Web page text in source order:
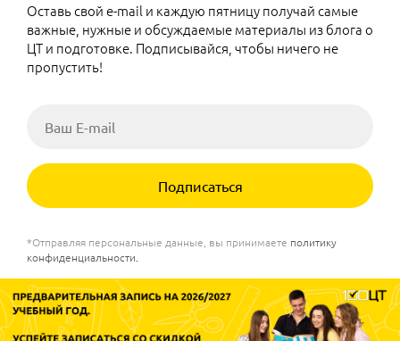
Оставь свой e-mail и каждую пятницу получай самые
важные, нужные и обсуждаемые материалы из блога о
ЦТ и подготовке. Подписывайся, чтобы ничего не
пропустить!
Подписаться
*Отправляя персональные данные, вы принимаете политику
конфиденциальности